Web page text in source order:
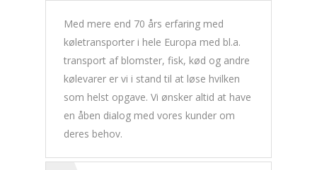
Med mere end 70 års erfaring med
køletransporter i hele Europa med bl.a.
transport af blomster, fisk, kød og andre
kølevarer er vi i stand til at løse hvilken
som helst opgave. Vi ønsker altid at have
en åben dialog med vores kunder om
deres behov.